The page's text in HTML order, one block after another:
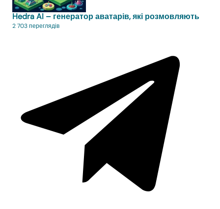
Hedra AI – генератор аватарів, які розмовляють
2 703 переглядів